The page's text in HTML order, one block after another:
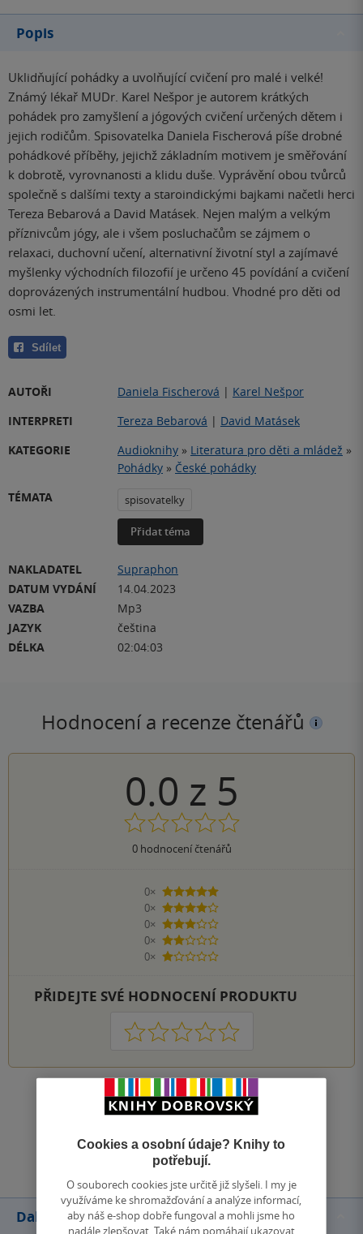
Popis
Uklidňující pohádky a uvolňující cvičení pro malé i velké!
Známý lékař MUDr. Karel Nešpor je autorem krátkých
pohádek pro zamyšlení a jógových cvičení určených dětem i
jejich rodičům. Spisovatelka Daniela Fischerová píše drobné
pohádkové příběhy, jejichž základním motivem je směřování
k dobrotě, vyrovnanosti a klidu duše. Vyprávění obou tvůrců
společně s dalšími texty a staroindickými bajkami načetli herci
Tereza Bebarová a David Matásek. Nejen malým a velkým
příznivcům jógy, ale i všem posluchačům se zájmem o
relaxaci, duchovní učení, alternativní životní styl a zajímavé
myšlenky východních filozofií je určeno 45 povídání a cvičení
doprovázených instrumentální hudbou. Vhodné pro děti od
osmi let.
Sdílet
AUTOŘI Daniela Fischerová | Karel Nešpor
INTERPRETI
Tereza Bebarová | David Matásek
KATEGORIE
Audioknihy » Literatura pro děti a mládež »
Pohádky » České pohádky
TÉMATA
spisovatelky
Přidat téma
NAKLADATEL
Supraphon
DATUM VYDÁNÍ
14.04.2023
VAZBA
Mp3
JAZYK
čeština
DÉLKA
02:04:03
Hodnocení a recenze čtenářů
0.0 z 5
0hodnocení čtenářů
0×
5 hvězdiček
0×
4 hvězdičky
0×
3 hvězdičky
0×
2 hvězdičky
0×
1 hvezdička
PŘIDEJTE SVÉ HODNOCENÍ PRODUKTU
1 2 3 4 5
Zobrazit všechna hodnocení
Přidat hodnocení
Další knihy autora
Cookies a osobní údaje? Knihy to
potřebují.
O souborech cookies jste určitě již slyšeli. I my je
využíváme ke shromažďování a analýze informací,
aby náš e-shop dobře fungoval a mohli jsme ho
nadále zlepšovat. Také nám pomáhají ukazovat